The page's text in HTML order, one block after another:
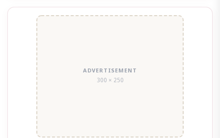
ADVERTISEMENT
300 × 250